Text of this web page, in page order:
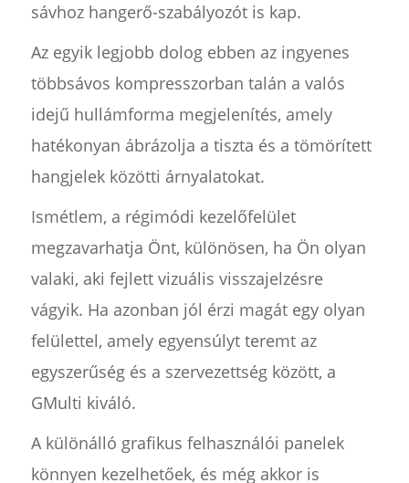
sávhoz hangerő-szabályozót is kap.
Az egyik legjobb dolog ebben az ingyenes
többsávos kompresszorban talán a valós
idejű hullámforma megjelenítés, amely
hatékonyan ábrázolja a tiszta és a tömörített
hangjelek közötti árnyalatokat.
Ismétlem, a régimódi kezelőfelület
megzavarhatja Önt, különösen, ha Ön olyan
valaki, aki fejlett vizuális visszajelzésre
vágyik. Ha azonban jól érzi magát egy olyan
felülettel, amely egyensúlyt teremt az
egyszerűség és a szervezettség között, a
GMulti kiváló.
A különálló grafikus felhasználói panelek
könnyen kezelhetőek, és még akkor is